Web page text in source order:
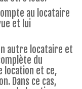
au locataire
et lui
autre locataire et
du
location et ce,
Dans ce cas,